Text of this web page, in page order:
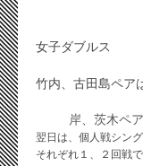
女子ダブルス
竹内、古田島ペア
岸、茨木ペ
翌日は、個人戦シン
それぞれ１、２回戦